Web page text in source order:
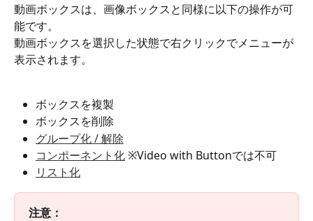
動画ボックスは、画像ボックスと同様に以下の操作が可
能です。
動画ボックスを選択した状態で右クリックでメニューが
表示されます。
ボックスを複製
ボックスを削除
グループ化 / 解除
コンポーネント化 ※Video with Buttonでは不可
リスト化
注意：